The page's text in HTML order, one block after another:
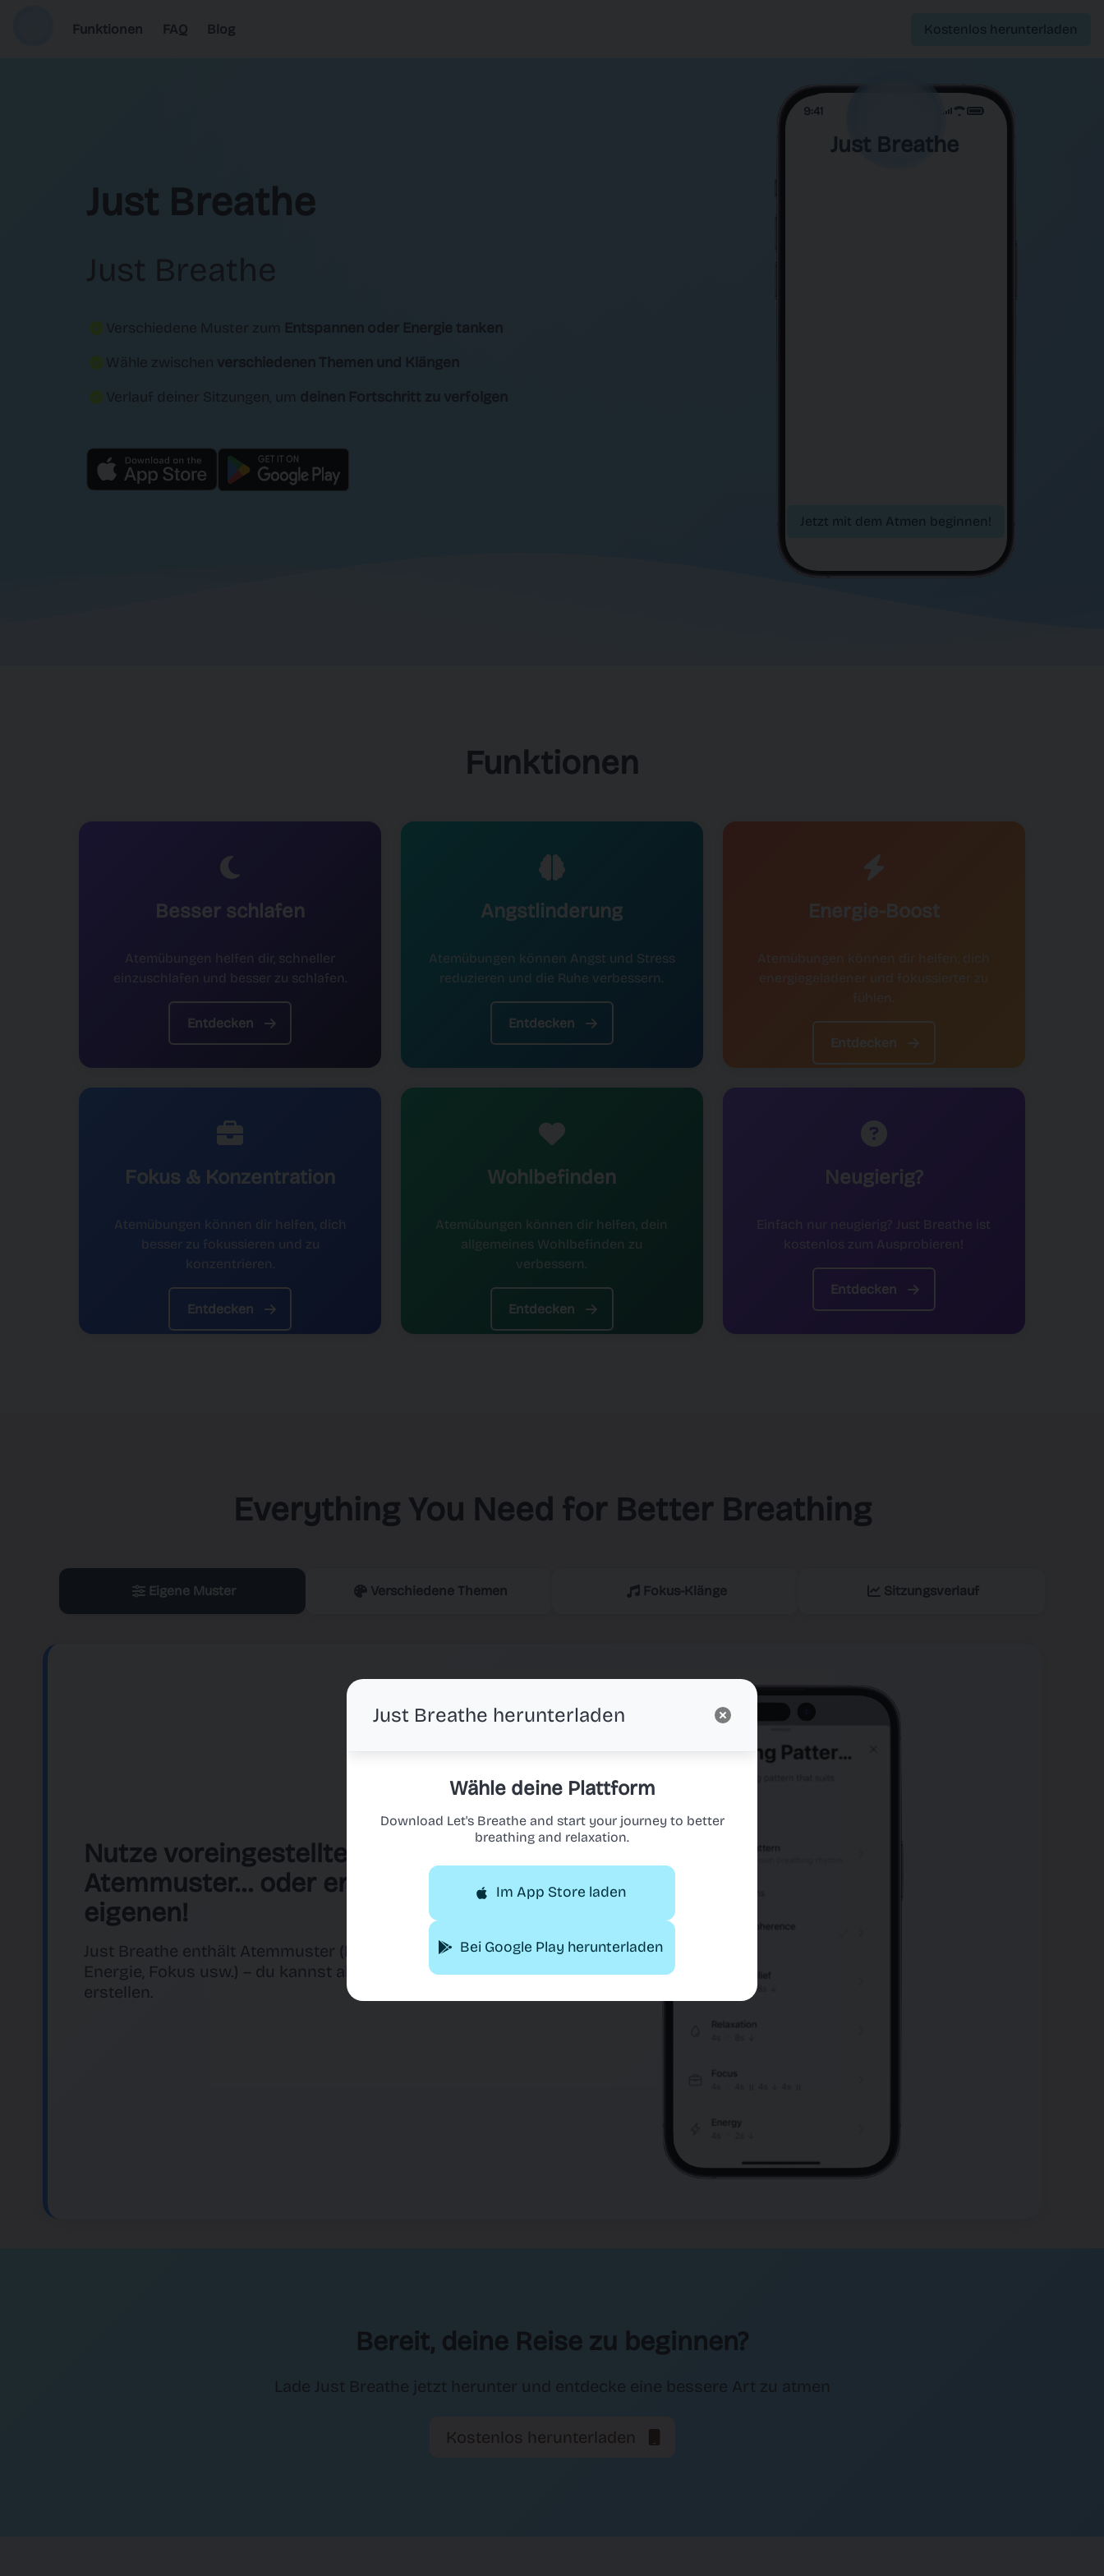
Funktionen FAQ Blog Kostenlos herunterladen
Just Breathe
Just Breathe
Verschiedene Muster zum Entspannen oder Energie tanken
Wähle zwischen verschiedenen Themen und Klängen
Verlauf deiner Sitzungen, um deinen Fortschritt zu verfolgen
9:41
Just Breathe
Jetzt mit dem Atmen beginnen!
Funktionen
Besser schlafen
Atemübungen helfen dir, schneller
einzuschlafen und besser zu schlafen.
Entdecken
Angstlinderung
Atemübungen können Angst und Stress
reduzieren und die Ruhe verbessern.
Entdecken
Energie-Boost
Atemübungen können dir helfen, dich
energiegeladener und fokussierter zu
fühlen.
Entdecken
Fokus & Konzentration
Atemübungen können dir helfen, dich
besser zu fokussieren und zu
konzentrieren.
Entdecken
Wohlbefinden
Atemübungen können dir helfen, dein
allgemeines Wohlbefinden zu
verbessern.
Entdecken
Neugierig?
Einfach nur neugierig? Just Breathe ist
kostenlos zum Ausprobieren!
Entdecken
Everything You Need for Better Breathing
Eigene Muster Verschiedene Themen Fokus-Klänge Sitzungsverlauf
Nutze voreingestellte
Atemmuster… oder erstelle deine
eigenen!
Just Breathe enthält Atemmuster (Entspannung,
Energie, Fokus usw.) – du kannst aber auch eigene
erstellen.
Bereit, deine Reise zu beginnen?
Lade Just Breathe jetzt herunter und entdecke eine bessere Art zu atmen
Kostenlos herunterladen
Just Breathe herunterladen
Wähle deine Plattform
Download Let's Breathe and start your journey to better
breathing and relaxation.
Im App Store laden
Bei Google Play herunterladen